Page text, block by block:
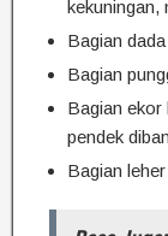
kekuningan,
Bagian
Bagian
Bagian ekor
pendek
Bagian